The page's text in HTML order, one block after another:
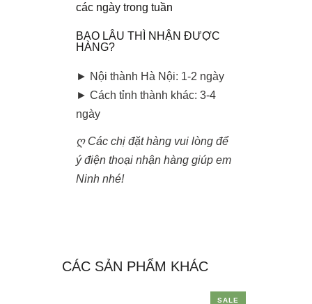
các ngày trong tuần
BAO LÂU THÌ NHẬN ĐƯỢC
HÀNG?
► Nội thành Hà Nội: 1-2 ngày
► Cách tỉnh thành khác: 3-4
ngày
ღ Các chị đặt hàng vui lòng để
ý điện thoại nhận hàng giúp em
Ninh nhé!
CÁC SẢN PHẨM KHÁC
SALE